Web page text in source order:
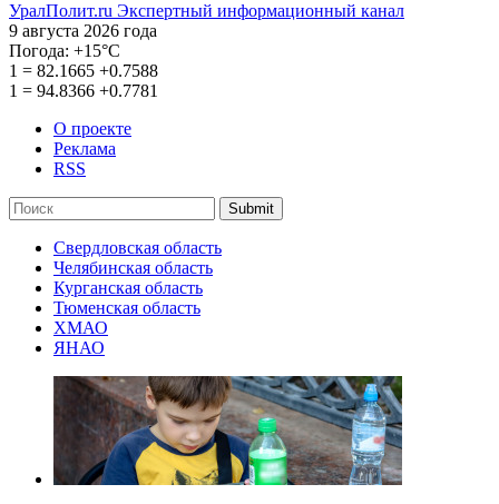
УралПолит.ru Экспертный информационный канал
9 августа 2026 года
Погода: +15°С
1 = 82.1665 +0.7588
1 = 94.8366 +0.7781
О проекте
Реклама
RSS
Submit
Свердловская область
Челябинская область
Курганская область
Тюменская область
ХМАО
ЯНАО